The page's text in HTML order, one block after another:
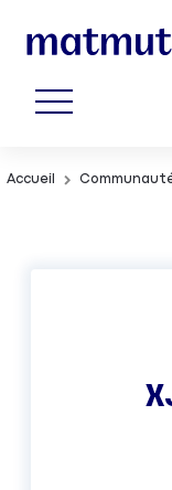
Accueil Communauté